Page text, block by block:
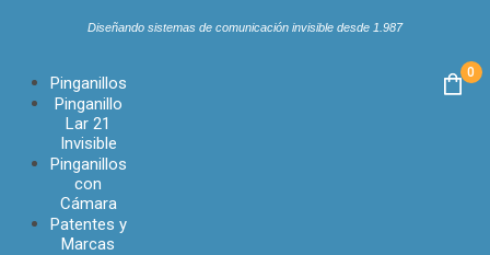
Diseñando sistemas de comunicación invisible desde 1.987
Pinganillos
Pinganillo
Lar 21
Invisible
Pinganillos
con
Cámara
Patentes y
Marcas
0